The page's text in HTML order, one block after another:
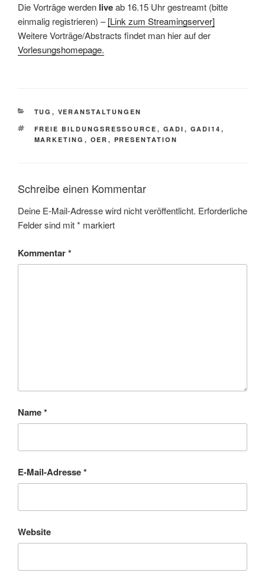
Die Vorträge werden liveab 16.15 Uhr gestreamt (bitte
einmalig registrieren) –[Link zum Streamingserver]
Weitere Vorträge/Abstracts findet man hier auf der
Vorlesungshomepage.
KATEGORIEN
TUG , VERANSTALTUNGEN
SCHLAGWÖRTER
FREIE BILDUNGSRESSOURCE , GADI , GADI14 ,
MARKETING , OER , PRESENTATION
Schreibe einen Kommentar
Deine E-Mail-Adresse wird nicht veröffentlicht. Erforderliche
Felder sind mit* markiert
Kommentar*
Name*
E-Mail-Adresse*
Website